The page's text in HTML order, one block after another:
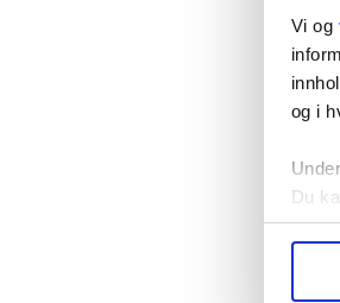
Vi og
og i
Under
Du
– Det
fristen
helhet.
–
kan